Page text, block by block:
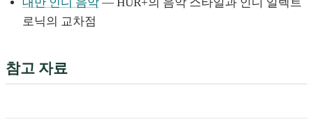
로닉의 교차점
참고 자료